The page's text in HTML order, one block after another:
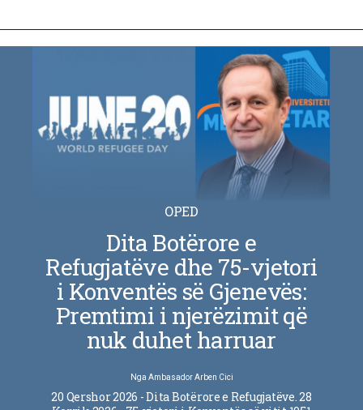
OPED
Dita Botërore e
Refugjatëve dhe 75-vjetori
i Konventës së Gjenevës:
Premtimi i njerëzimit që
nuk duhet harruar
Nga Ambasador Arben Cici
20 Qershor 2026 - Dita Botërore e Refugjatëve. 28